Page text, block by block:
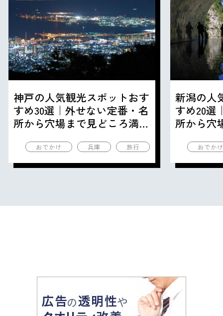
神戸の人気観光スポットおす
すめ30選｜外せない定番・名
所から穴場まで見どころ満載
おでかけ 兵庫 旅行
新潟の人
すめ20選
所から穴
おでか